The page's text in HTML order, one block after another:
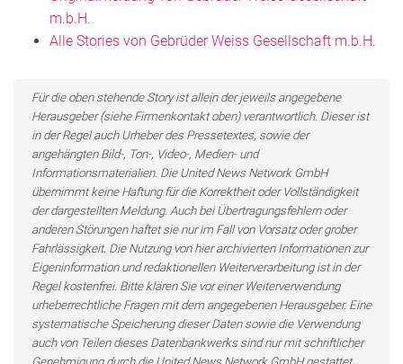
m.b.H.
Alle Stories von Gebrüder Weiss Gesellschaft m.b.H.
Für die oben stehende Story ist allein der jeweils angegebene
Herausgeber (siehe Firmenkontakt oben) verantwortlich. Dieser ist
in der Regel auch Urheber des Pressetextes, sowie der
angehängten Bild-, Ton-, Video-, Medien- und
Informationsmaterialien. Die United News Network GmbH
übernimmt keine Haftung für die Korrektheit oder Vollständigkeit
der dargestellten Meldung. Auch bei Übertragungsfehlern oder
anderen Störungen haftet sie nur im Fall von Vorsatz oder grober
Fahrlässigkeit. Die Nutzung von hier archivierten Informationen zur
Eigeninformation und redaktionellen Weiterverarbeitung ist in der
Regel kostenfrei. Bitte klären Sie vor einer Weiterverwendung
urheberrechtliche Fragen mit dem angegebenen Herausgeber. Eine
systematische Speicherung dieser Daten sowie die Verwendung
auch von Teilen dieses Datenbankwerks sind nur mit schriftlicher